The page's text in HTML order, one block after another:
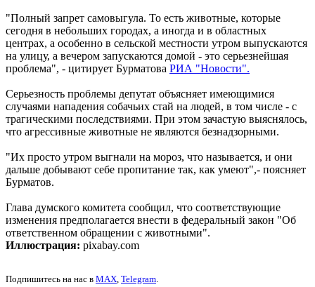
"Полный запрет самовыгула. То есть животные, которые
сегодня в небольших городах, а иногда и в областных
центрах, а особенно в сельской местности утром выпускаются
на улицу, а вечером запускаются домой - это серьезнейшая
проблема", - цитирует Бурматова РИА "Новости".
Серьезность проблемы депутат объясняет имеющимися
случаями нападения собачьих стай на людей, в том числе - с
трагическими последствиями. При этом зачастую выяснялось,
что агрессивные животные не являются безнадзорными.
"Их просто утром выгнали на мороз, что называется, и они
дальше добывают себе пропитание так, как умеют",- поясняет
Бурматов.
Глава думского комитета сообщил, что соответствующие
изменения предполагается внести в федеральный закон "Об
ответственном обращении с животными".
Иллюстрация: pixabay.com
Подпишитесь на нас в MAX, Telegram.